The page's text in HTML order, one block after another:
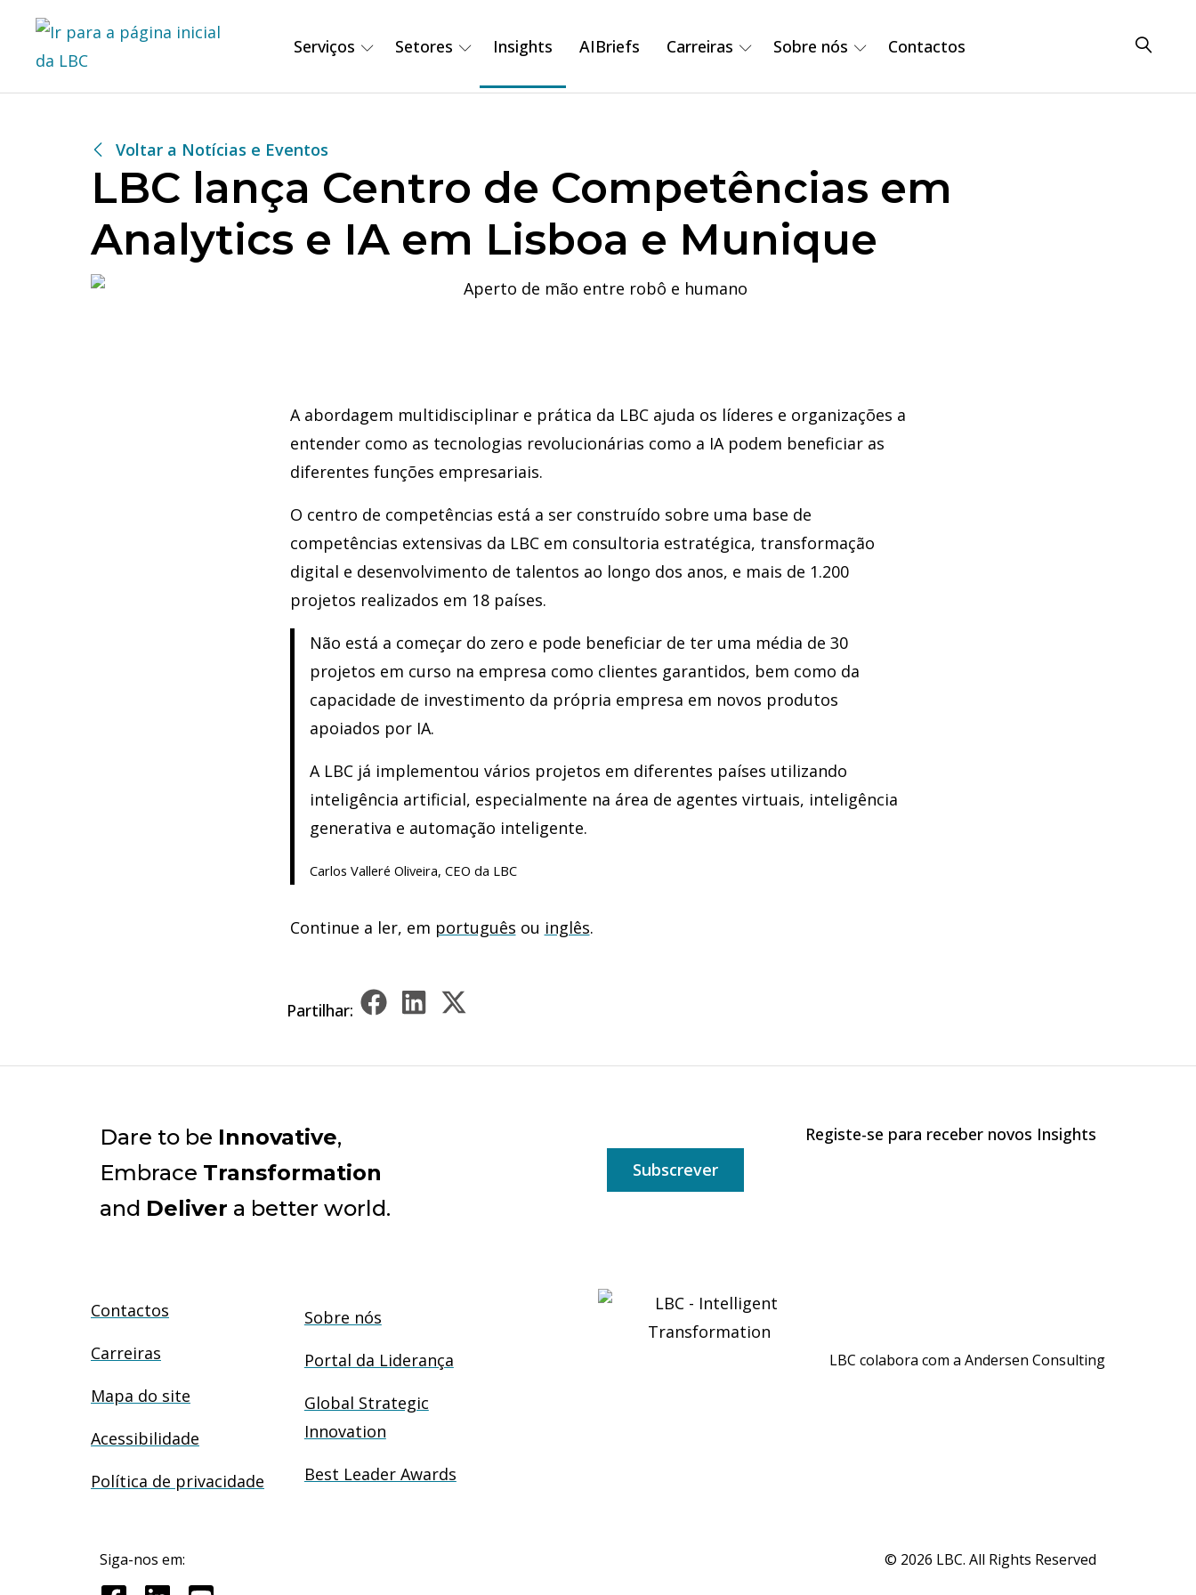
Serviços Setores Insights AIBriefs Carreiras Sobre nós Contactos
Voltar a Notícias e Eventos
LBC lança Centro de Competências em
Analytics e IA em Lisboa e Munique
A abordagem multidisciplinar e prática da LBC ajuda os líderes e organizações a
entender como as tecnologias revolucionárias como a IA podem beneficiar as
diferentes funções empresariais.
O centro de competências está a ser construído sobre uma base de
competências extensivas da LBC em consultoria estratégica, transformação
digital e desenvolvimento de talentos ao longo dos anos, e mais de 1.200
projetos realizados em 18 países.
Não está a começar do zero e pode beneficiar de ter uma média de 30
projetos em curso na empresa como clientes garantidos, bem como da
capacidade de investimento da própria empresa em novos produtos
apoiados por IA.
A LBC já implementou vários projetos em diferentes países utilizando
inteligência artificial, especialmente na área de agentes virtuais, inteligência
generativa e automação inteligente.
Carlos Valleré Oliveira, CEO da LBC
Continue a ler, em português ou inglês.
Partilhar:
Dare to be Innovative,
Embrace Transformation
and Deliver a better world.
Registe-se para receber novos Insights
Subscrever
Contactos
Carreiras
Mapa do site
Acessibilidade
Política de privacidade
Sobre nós
Portal da Liderança
Global Strategic
Innovation
Best Leader Awards
LBC colabora com a Andersen Consulting
Siga-nos em: © 2026 LBC. All Rights Reserved